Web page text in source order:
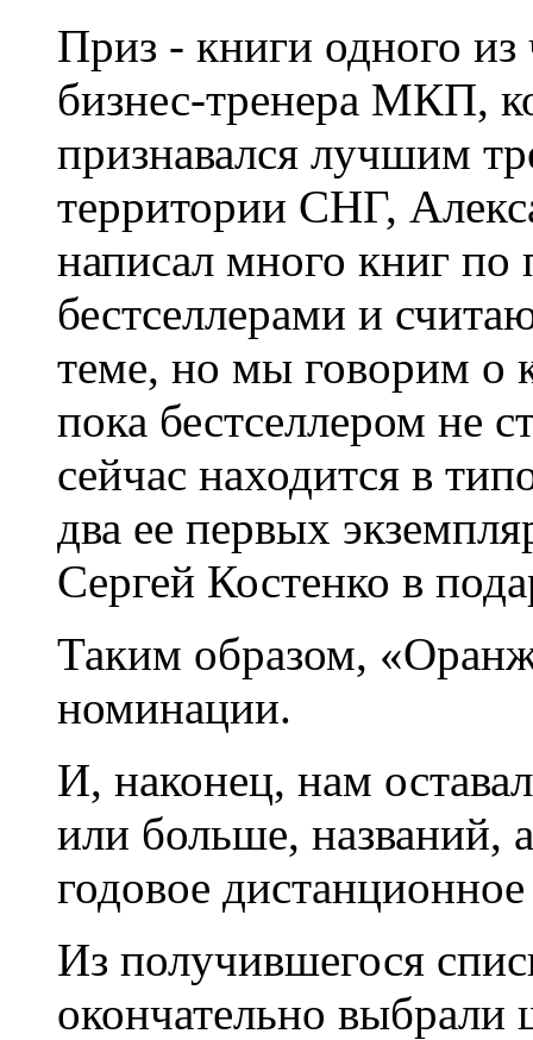
Приз - книги одного
бизнес-тренера МКП,
признавался лучшим
территории СНГ,
написал много книг по
бестселлерами и
теме, но мы говорим о
пока бестселлером не
сейчас находится в
два ее первых
Сергей Костенко в
Таким образом,
номинации.
И, наконец, нам
или больше, названий,
годовое
Из получившегося
окончательно выбрали